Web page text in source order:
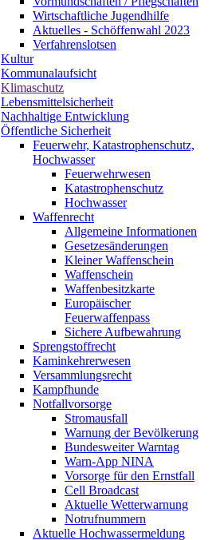
Wirtschaftliche Jugendhilfe
Aktuelles - Schöffenwahl 2023
Verfahrenslotsen
Kultur
Kommunalaufsicht
Klimaschutz
Lebensmittelsicherheit
Nachhaltige Entwicklung
Öffentliche Sicherheit
Feuerwehr, Katastrophenschutz,
Hochwasser
Feuerwehrwesen
Katastrophenschutz
Hochwasser
Waffenrecht
Allgemeine Informationen
Gesetzesänderungen
Kleiner Waffenschein
Waffenschein
Waffenbesitzkarte
Europäischer
Feuerwaffenpass
Sichere Aufbewahrung
Sprengstoffrecht
Kaminkehrerwesen
Versammlungsrecht
Kampfhunde
Notfallvorsorge
Stromausfall
Warnung der Bevölkerung
Bundesweiter Warntag
Warn-App NINA
Vorsorge für den Ernstfall
Cell Broadcast
Aktuelle Wetterwarnung
Notrufnummern
Aktuelle Hochwassermeldung